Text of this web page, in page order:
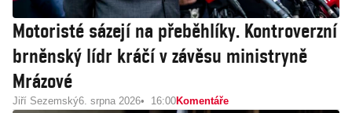
Motoristé sázejí na přeběhlíky. Kontroverzní
brněnský lídr kráčí v závěsu ministryně
Mrázové
Jiří Sezemský6. srpna 2026 16:00Komentáře